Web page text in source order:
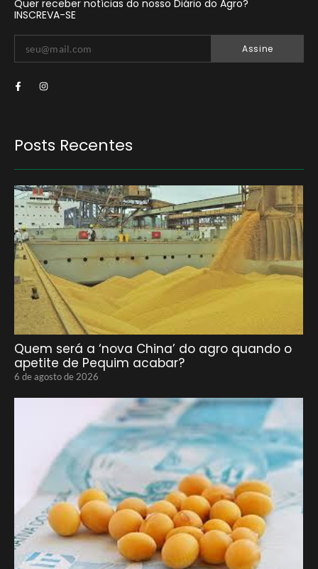
Quer receber notícias do nosso Diário do Agro?
INSCREVA-SE
Assine
Posts Recentes
Quem será a ‘nova China’ do agro quando o
apetite de Pequim acabar?
6 de agosto de 2026